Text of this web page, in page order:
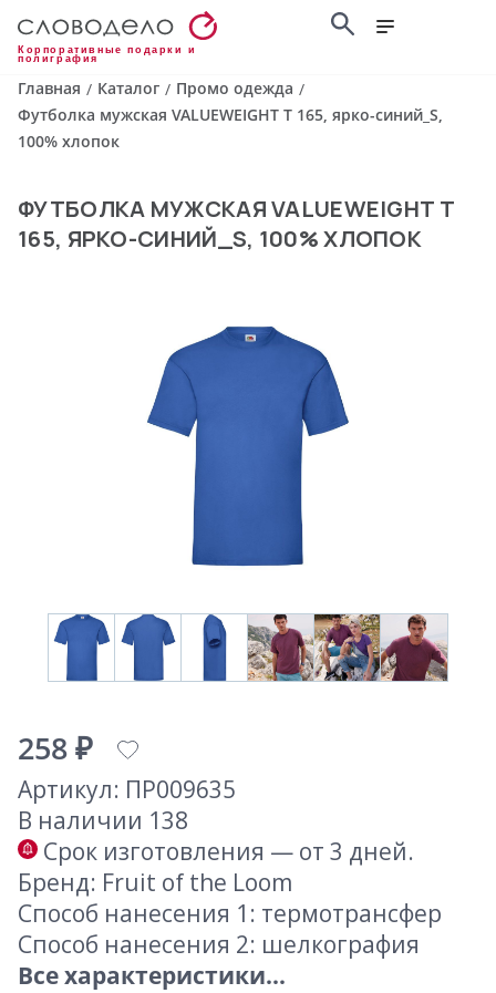
Корпоративные подарки и
полиграфия
Главная / Каталог / Промо одежда /
Футболка мужская VALUEWEIGHT T 165, ярко-синий_S,
100% хлопок
ФУТБОЛКА МУЖСКАЯ VALUEWEIGHT T
165, ЯРКО-СИНИЙ_S, 100% ХЛОПОК
258 ₽
Артикул: ПР009635
В наличии 138
Срок изготовления — от 3 дней.
Бренд: Fruit of the Loom
Способ нанесения 1: термотрансфер
Способ нанесения 2: шелкография
Все характеристики...